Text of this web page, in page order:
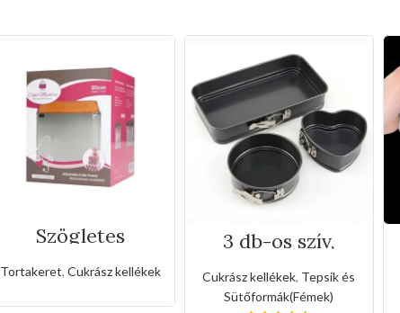
Szögletes
rozsdamentes
állítható
sütőkeret-20cm
Tortakeret,Cukrász kellékek
3 db-os szív,
kerek, téglalap
alakú tepsikészlet
(Csatzárral )
Cukrász kellékek, Tepsik és
Sütőformák(Fémek)